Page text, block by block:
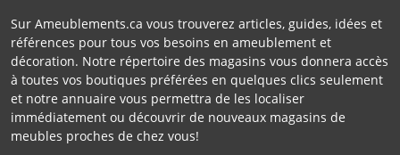
Sur Ameublements.ca vous trouverez articles, guides, idées et
références pour tous vos besoins en ameublement et
décoration. Notre répertoire des magasins vous donnera accès
à toutes vos boutiques préférées en quelques clics seulement
et notre annuaire vous permettra de les localiser
immédiatement ou découvrir de nouveaux magasins de
meubles proches de chez vous!